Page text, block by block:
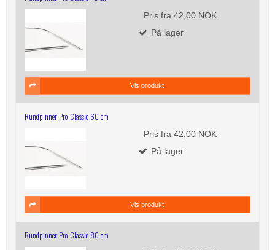
Pris fra 42,00 NOK
På lager
Vis produkt
Rundpinner Pro Classic 60 cm
Pris fra 42,00 NOK
På lager
Vis produkt
Rundpinner Pro Classic 80 cm